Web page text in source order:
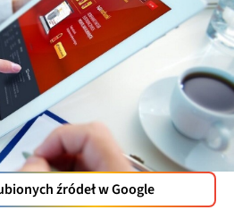
źródeł w Google